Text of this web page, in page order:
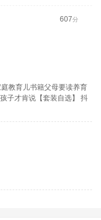
607分
教育儿书籍父母要读养育
子才肯说【套装自选】 抖